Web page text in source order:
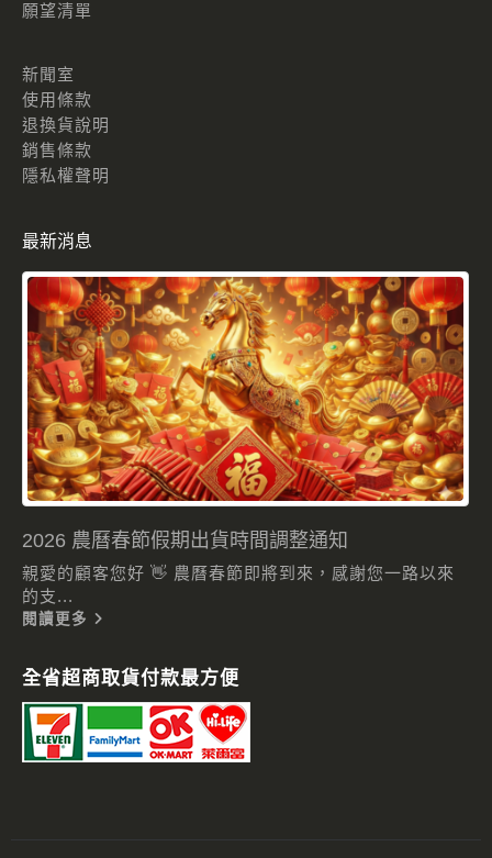
願望清單
新聞室
使用條款
退換貨說明
銷售條款
隱私權聲明
最新消息
2026 農曆春節假期出貨時間調整通知
親愛的顧客您好 👋 農曆春節即將到來，感謝您一路以來
的支...
閱讀更多
全省超商取貨付款最方便